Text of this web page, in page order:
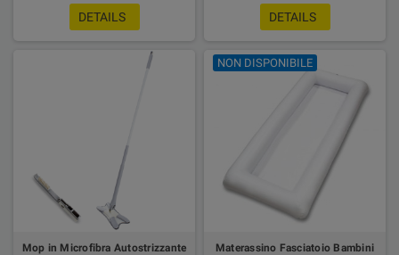
DETAILS DETAILS
Mop in Microfibra Autostrizzante
NON DISPONIBILE
Materassino Fasciatoio Bambini